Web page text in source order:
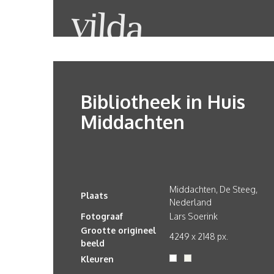
Bibliotheek in Huis
Middachten
Plaats
Middachten, De Steeg,
Nederland
Fotograaf
Lars Soerink
Grootte origineel
beeld
4249 x 2148 px.
Kleuren